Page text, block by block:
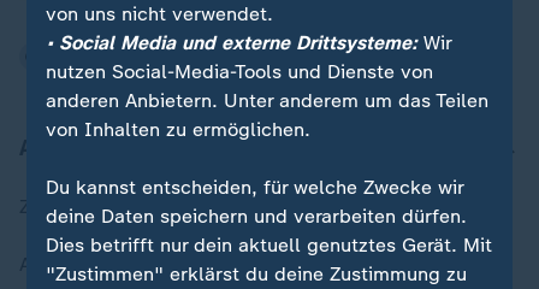
Zuletzt veröffentlicht
Aktuelle Sendungs-Videos
von uns nicht verwendet.
• Social Media und externe Drittsysteme:Wir
nutzen Social-Media-Tools und Dienste von
anderen Anbietern. Unter anderem um das Teilen
von Inhalten zu ermöglichen.
Du kannst entscheiden, für welche Zwecke wir
deine Daten speichern und verarbeiten dürfen.
Dies betrifft nur dein aktuell genutztes Gerät. Mit
"Zustimmen" erklärst du deine Zustimmung zu